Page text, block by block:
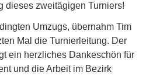
dieses zweitägigen Turniers!
Umzugs, übernahm Tim
Mal die Turnierleitung. Der
ein herzliches Dankeschön für
und die Arbeit im Bezirk